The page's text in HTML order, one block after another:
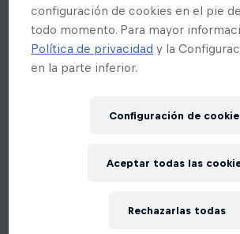
configuración de cookies en el pie
todo momento. Para mayor
Política de privacidad y la
en la parte inferior.
Configuración de
Rechazarlas todas
Aceptar todas las